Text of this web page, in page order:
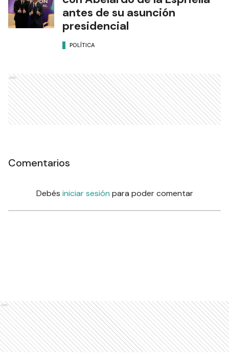
antes de su asunción
presidencial
POLÍTICA
Ads
Comentarios
Debés iniciar sesión para poder comentar
Ads